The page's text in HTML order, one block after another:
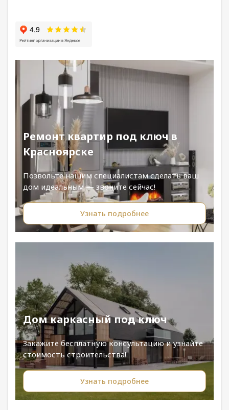
Ремонт квартир под ключ в
Красноярске
Позвольте нашим специалистам сделать ваш
дом идеальным — звоните сейчас!
Узнать подробнее
Дом каркасный под ключ
Закажите бесплатную консультацию и узнайте
стоимость строительства!
Узнать подробнее